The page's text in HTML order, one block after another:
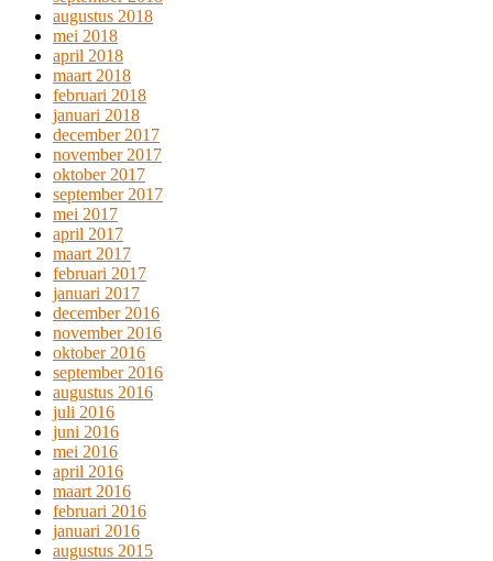
augustus 2018
mei 2018
april 2018
maart 2018
februari 2018
januari 2018
december 2017
november 2017
oktober 2017
september 2017
mei 2017
april 2017
maart 2017
februari 2017
januari 2017
december 2016
november 2016
oktober 2016
september 2016
augustus 2016
juli 2016
juni 2016
mei 2016
april 2016
maart 2016
februari 2016
januari 2016
augustus 2015